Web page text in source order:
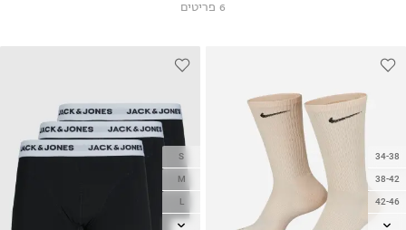
6 פריטים
34-38
38-42
42-46
46-50
S
M
L
XL